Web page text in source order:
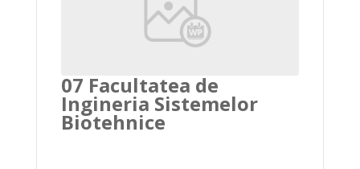
07 Facultatea de
Ingineria Sistemelor
Biotehnice